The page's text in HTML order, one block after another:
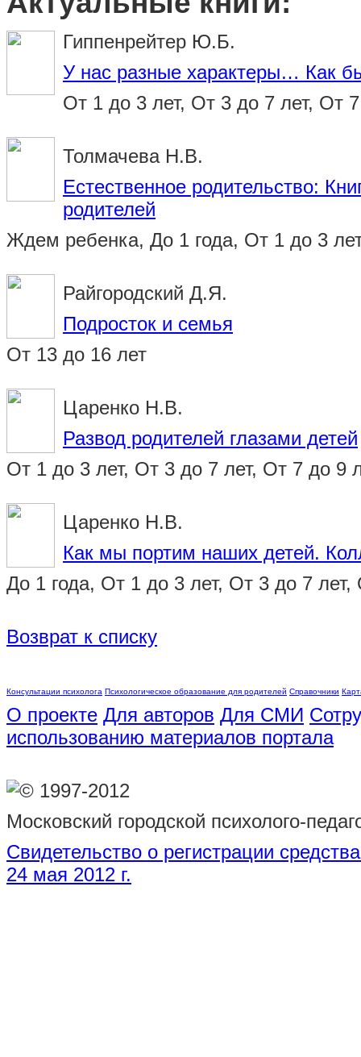
Гиппенрейтер Ю.Б.
У нас разные характеры… Как
От 1 до 3 лет, От 3 до 7 лет, От
Толмачева Н.В.
Естественное родительство:
родителей
Ждем ребенка, До 1 года, От 1 до 3
Райгородский Д.Я.
Подросток и семья
От 13 до 16 лет
Царенко Н.В.
Развод родителей глазами детей
От 1 до 3 лет, От 3 до 7 лет, От 7 до 9
Царенко Н.В.
Как мы портим наших детей.
До 1 года, От 1 до 3 лет, От 3 до 7
Возврат к списку
Консультации психолога Психологическое образование для родителей Справочники
О проекте Для авторов Для СМИ
использованию материалов портала
© 1997-2012
Московский городской психолого-
Свидетельство о регистрации
24 мая 2012 г.